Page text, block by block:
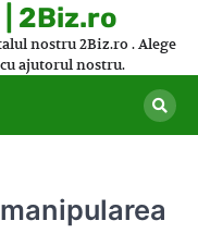
2Biz.ro
nostru 2Biz.ro . Alege
ajutorul nostru.